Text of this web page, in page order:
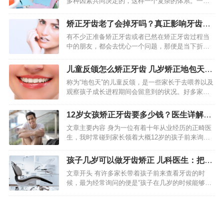
大概是在2万到8万元人民币之间，这个跨度是比较
大的。了解费用背后的构…
矫正牙齿老了会掉牙吗？真正影响牙齿寿
命的是牙周健康
有不少正准备矫正牙齿或者已然在矫正牙齿过程当
中的朋友，都会去忧心一个问题，那便是当下折腾
更早地出现松动进而脱落呢？实际上呀，这样的担
忧是源自于对牙齿移动原理…
儿童反颌怎么矫正牙齿 几岁矫正地包天最
合适
称为“地包天”的儿童反颌，是一些家长于去喂养以及
观察孩子成长进程期间会留意到的状况。好多家长
心会对脸型造成影响。实际上,儿童反颌是一个得要
尽早着手干预的口腔…
12岁女孩矫正牙齿要多少钱？医生详解不
同牙套价格差在哪
文章主要内容 身为一位有着十年从业经历的正畸医
生，我时常碰到家长领着大概12岁的孩子前来询问
牙齿矫正最合适的阶段 ， 然而费用常常致使家长困
惑不清楚。…
孩子几岁可以做牙齿矫正 儿科医生：把握
三个黄金期效果好
文章开头 有许多家长带着孩子前来查看牙齿的时
候，最为经常询问的便是“孩子在几岁的时候能够进